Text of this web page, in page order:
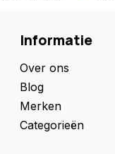
Informatie
Over ons
Blog
Merken
Categorieën